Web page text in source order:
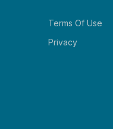
Terms Of Use
Privacy